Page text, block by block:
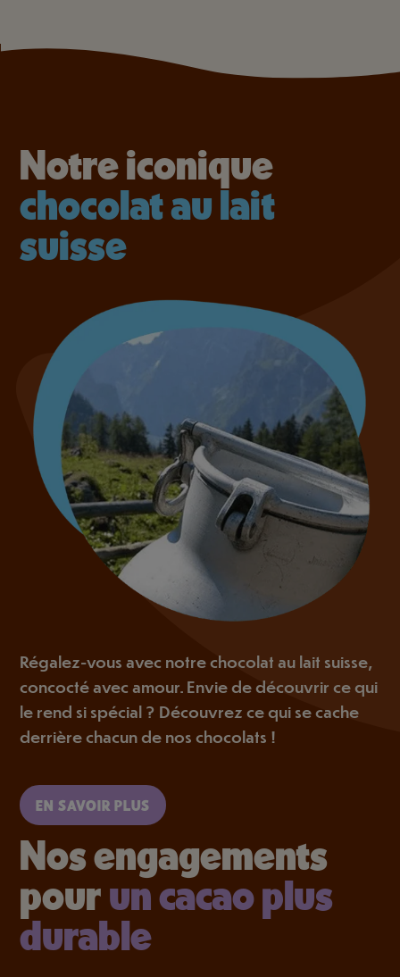
Notre iconique
chocolat au lait
suisse
Régalez-vous avec notre chocolat au lait suisse,
concocté avec amour. Envie de découvrir ce qui
le rend si spécial ? Découvrez ce qui se cache
derrière chacun de nos chocolats !
EN SAVOIR PLUS
Nos engagements
pourun cacao plus
durable